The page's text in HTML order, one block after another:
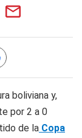
boliviana y,
por 2 a 0
de la Copa